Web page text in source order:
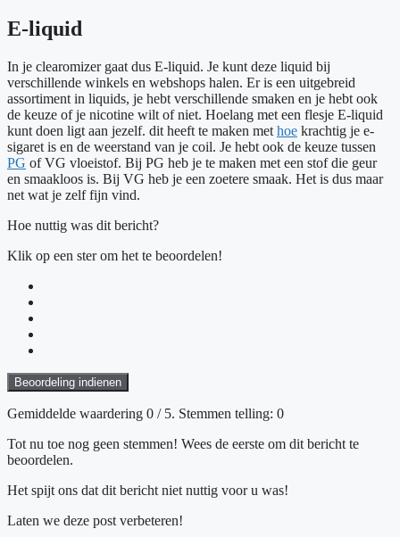
E-liquid
In je clearomizer gaat dus E-liquid. Je kunt deze liquid bij
verschillende winkels en webshops halen. Er is een uitgebreid
assortiment in liquids, je hebt verschillende smaken en je hebt ook
de keuze of je nicotine wilt of niet. Hoelang met een flesje E-liquid
kunt doen ligt aan jezelf. dit heeft te maken met hoe krachtig je e-
sigaret is en de weerstand van je coil. Je hebt ook de keuze tussen
PG of VG vloeistof. Bij PG heb je te maken met een stof die geur
en smaakloos is. Bij VG heb je een zoetere smaak. Het is dus maar
net wat je zelf fijn vind.
Hoe nuttig was dit bericht?
Klik op een ster om het te beoordelen!
Beoordeling indienen
Gemiddelde waardering 0 / 5. Stemmen telling: 0
Tot nu toe nog geen stemmen! Wees de eerste om dit bericht te
beoordelen.
Het spijt ons dat dit bericht niet nuttig voor u was!
Laten we deze post verbeteren!